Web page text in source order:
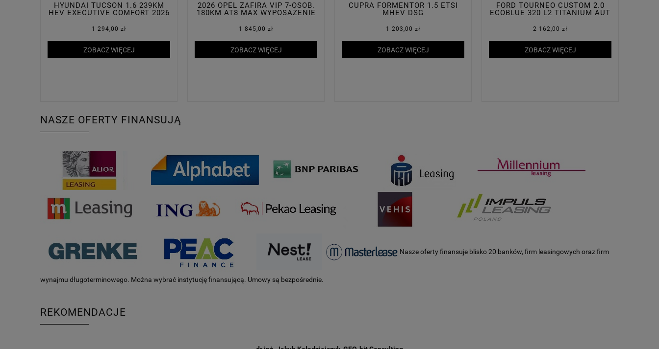
HYUNDAI TUCSON 1.6 239KM
HEV EXECUTIVE COMFORT 2026
1 294,00 zł
ZOBACZ WIĘCEJ
2026 OPEL ZAFIRA VIP 7-OSOB.
180KM AT8 MAX WYPOSAŻENIE
1 845,00 zł
ZOBACZ WIĘCEJ
CUPRA FORMENTOR 1.5 ETSI
MHEV DSG
1 203,00 zł
ZOBACZ WIĘCEJ
FORD TOURNEO CUSTOM 2.0
ECOBLUE 320 L2 TITANIUM AUT
2 162,00 zł
ZOBACZ WIĘCEJ
NASZE OFERTY FINANSUJĄ
Nasze oferty finansuje blisko 20 banków, firm leasingowych oraz firm
wynajmu długoterminowego. Można wybrać instytucję finansującą. Umowy są bezpośrednie.
REKOMENDACJE